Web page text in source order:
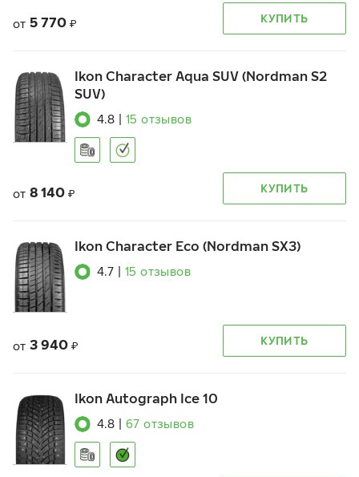
от 5 770 ₽ КУПИТЬ
Ikon Character Aqua SUV (Nordman S2
SUV)
4.8 15 отзывов
от 8 140 ₽ КУПИТЬ
Ikon Character Eco (Nordman SX3)
4.7 15 отзывов
от 3 940 ₽ КУПИТЬ
Ikon Autograph Ice 10
4.8 67 отзывов